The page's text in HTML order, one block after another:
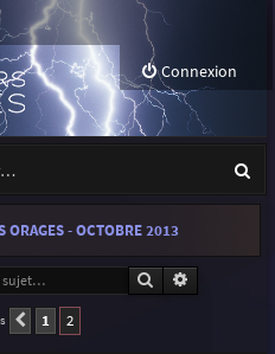
Connexion
Prévisions et suivis des orages
e
ORAGES - OCTOBRE 2013
Rechercher
Précédente
1 2